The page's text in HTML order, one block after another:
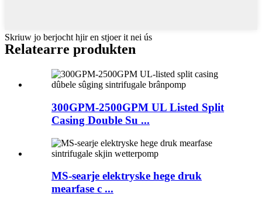
Skriuw jo berjocht hjir en stjoer it nei ús
Relatearre produkten
300GPM-2500GPM UL Listed Split
Casing Double Su ...
MS-searje elektryske hege druk
mearfase c ...